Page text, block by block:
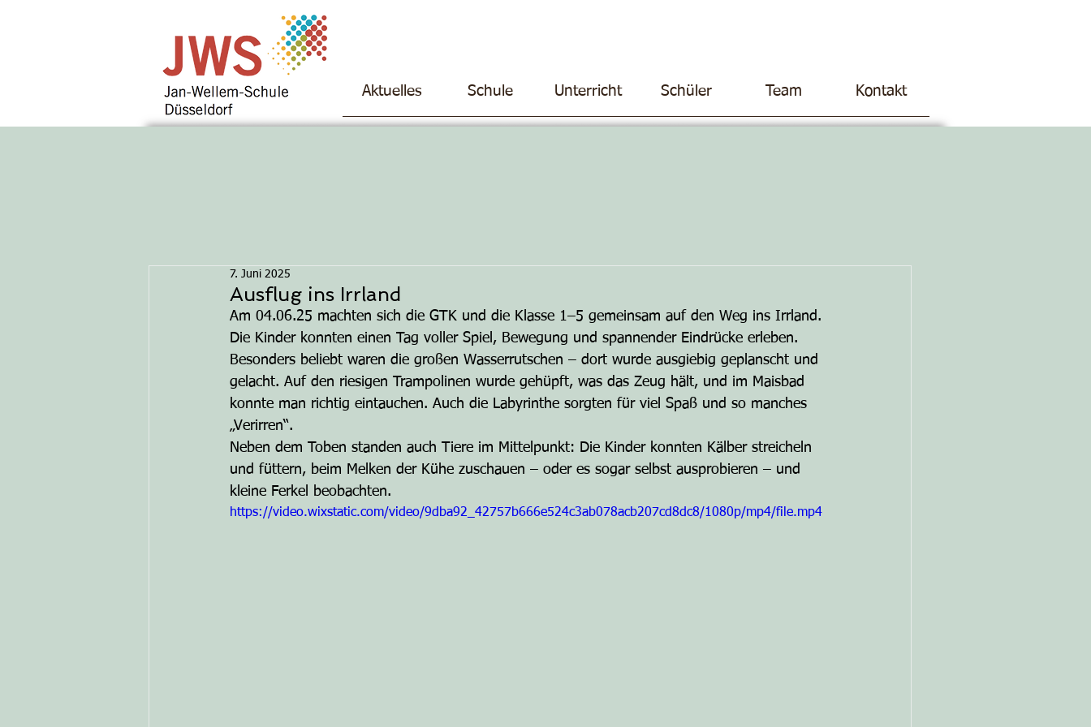
Aktuelles Schule Unterricht Schüler Team Kontakt
Ausflug ins Irrland
7. Juni 2025
Am 04.06.25 machten sich die GTK und die Klasse 1–5 gemeinsam auf den Weg ins Irrland.
Die Kinder konnten einen Tag voller Spiel, Bewegung und spannender Eindrücke erleben.
Besonders beliebt waren die großen Wasserrutschen – dort wurde ausgiebig geplanscht und
gelacht. Auf den riesigen Trampolinen wurde gehüpft, was das Zeug hält, und im Maisbad
konnte man richtig eintauchen. Auch die Labyrinthe sorgten für viel Spaß und so manches
„Verirren“.
Neben dem Toben standen auch Tiere im Mittelpunkt: Die Kinder konnten Kälber streicheln
und füttern, beim Melken der Kühe zuschauen – oder es sogar selbst ausprobieren – und
kleine Ferkel beobachten.
https://video.wixstatic.com/video/9dba92_42757b666e524c3ab078acb207cd8dc8/1080p/mp4/file.mp4